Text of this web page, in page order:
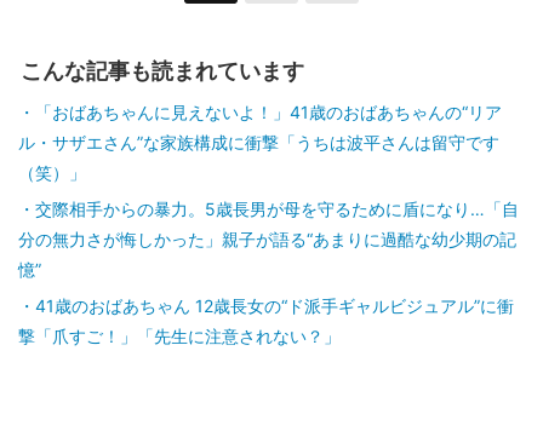
こんな記事も読まれています
「おばあちゃんに見えないよ！」41歳のおばあちゃんの“リア
ル・サザエさん”な家族構成に衝撃「うちは波平さんは留守です
（笑）」
交際相手からの暴力。5歳長男が母を守るために盾になり…「自
分の無力さが悔しかった」親子が語る“あまりに過酷な幼少期の記
憶”
41歳のおばあちゃん 12歳長女の“ド派手ギャルビジュアル”に衝
撃「爪すご！」「先生に注意されない？」